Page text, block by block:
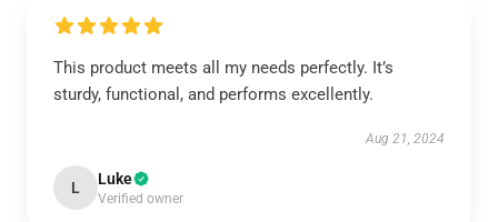
This product meets all my needs perfectly. It’s
sturdy, functional, and performs excellently.
Aug 21, 2024
L Luke
Verified owner